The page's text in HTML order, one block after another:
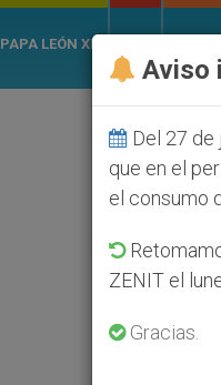
PAPA LEÓN XIV
Aviso
Del 27 de
que en el
el consumo
ZENIT el
Gracias.